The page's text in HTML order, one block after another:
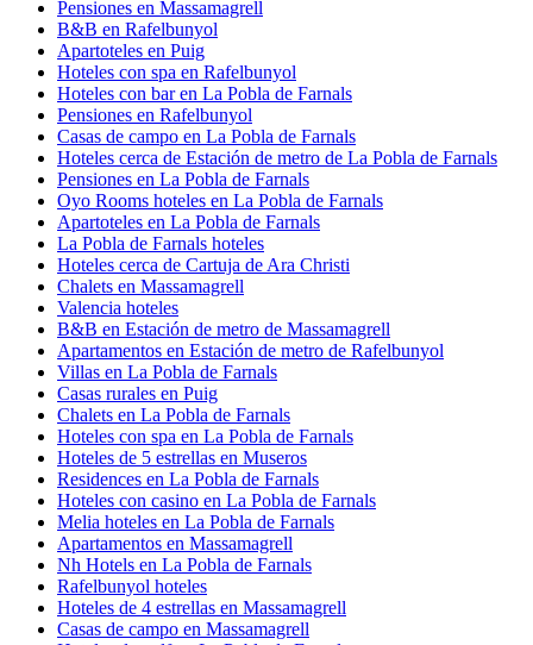
Pensiones en Massamagrell
B&B en Rafelbunyol
Apartoteles en Puig
Hoteles con spa en Rafelbunyol
Hoteles con bar en La Pobla de Farnals
Pensiones en Rafelbunyol
Casas de campo en La Pobla de Farnals
Hoteles cerca de Estación de metro de La Pobla de Farnals
Pensiones en La Pobla de Farnals
Oyo Rooms hoteles en La Pobla de Farnals
Apartoteles en La Pobla de Farnals
La Pobla de Farnals hoteles
Hoteles cerca de Cartuja de Ara Christi
Chalets en Massamagrell
Valencia hoteles
B&B en Estación de metro de Massamagrell
Apartamentos en Estación de metro de Rafelbunyol
Villas en La Pobla de Farnals
Casas rurales en Puig
Chalets en La Pobla de Farnals
Hoteles con spa en La Pobla de Farnals
Hoteles de 5 estrellas en Museros
Residences en La Pobla de Farnals
Hoteles con casino en La Pobla de Farnals
Melia hoteles en La Pobla de Farnals
Apartamentos en Massamagrell
Nh Hotels en La Pobla de Farnals
Rafelbunyol hoteles
Hoteles de 4 estrellas en Massamagrell
Casas de campo en Massamagrell